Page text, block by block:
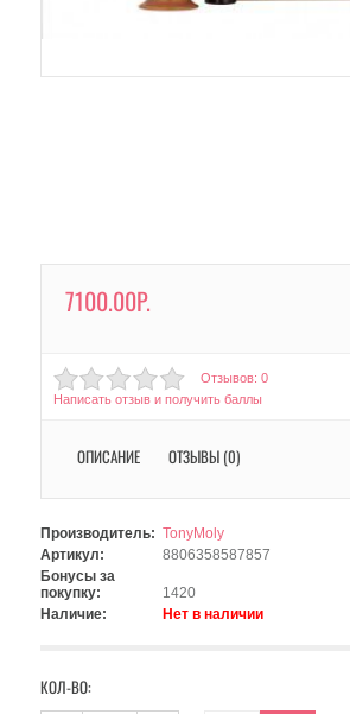
7100.00Р.
Отзывов: 0
Написать отзыв и получить баллы
ОПИСАНИЕ ОТЗЫВЫ (0)
Производитель: TonyMoly
Артикул:
8806358587857
Бонусы за
покупку:
1420
Наличие:
Нет в наличии
КОЛ-ВО: